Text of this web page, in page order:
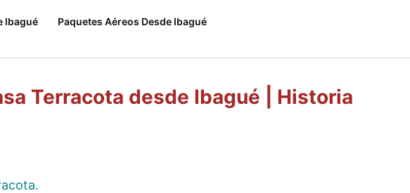
Ibagué
Paquetes Aéreos Desde Ibagué
Terracota desde Ibagué | Historia